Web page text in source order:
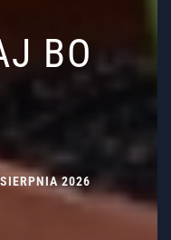
BO
2026